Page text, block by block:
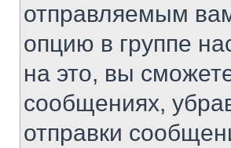
отправляемым
опцию в группе
на это, вы
сообщениях,
отправки